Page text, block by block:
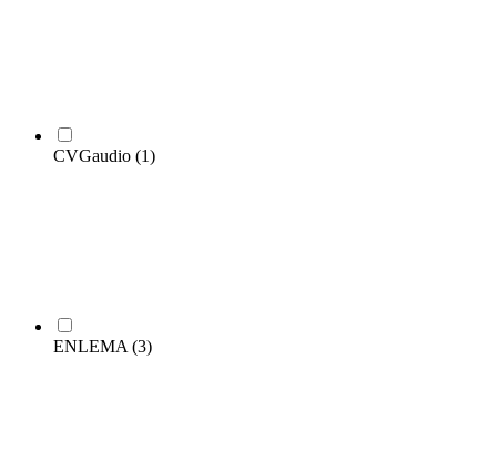
CVGaudio (1)
ENLEMA (3)